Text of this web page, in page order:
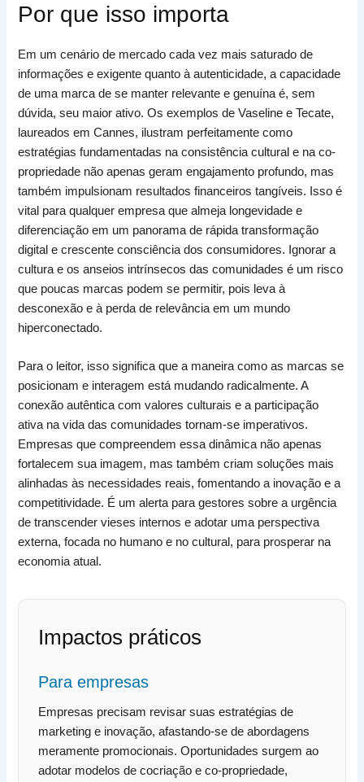
Por que isso importa
Em um cenário de mercado cada vez mais saturado de
informações e exigente quanto à autenticidade, a capacidade
de uma marca de se manter relevante e genuína é, sem
dúvida, seu maior ativo. Os exemplos de Vaseline e Tecate,
laureados em Cannes, ilustram perfeitamente como
estratégias fundamentadas na consistência cultural e na co-
propriedade não apenas geram engajamento profundo, mas
também impulsionam resultados financeiros tangíveis. Isso é
vital para qualquer empresa que almeja longevidade e
diferenciação em um panorama de rápida transformação
digital e crescente consciência dos consumidores. Ignorar a
cultura e os anseios intrínsecos das comunidades é um risco
que poucas marcas podem se permitir, pois leva à
desconexão e à perda de relevância em um mundo
hiperconectado.
Para o leitor, isso significa que a maneira como as marcas se
posicionam e interagem está mudando radicalmente. A
conexão autêntica com valores culturais e a participação
ativa na vida das comunidades tornam-se imperativos.
Empresas que compreendem essa dinâmica não apenas
fortalecem sua imagem, mas também criam soluções mais
alinhadas às necessidades reais, fomentando a inovação e a
competitividade. É um alerta para gestores sobre a urgência
de transcender vieses internos e adotar uma perspectiva
externa, focada no humano e no cultural, para prosperar na
economia atual.
Impactos práticos
Para empresas
Empresas precisam revisar suas estratégias de
marketing e inovação, afastando-se de abordagens
meramente promocionais. Oportunidades surgem ao
adotar modelos de cocriação e co-propriedade,